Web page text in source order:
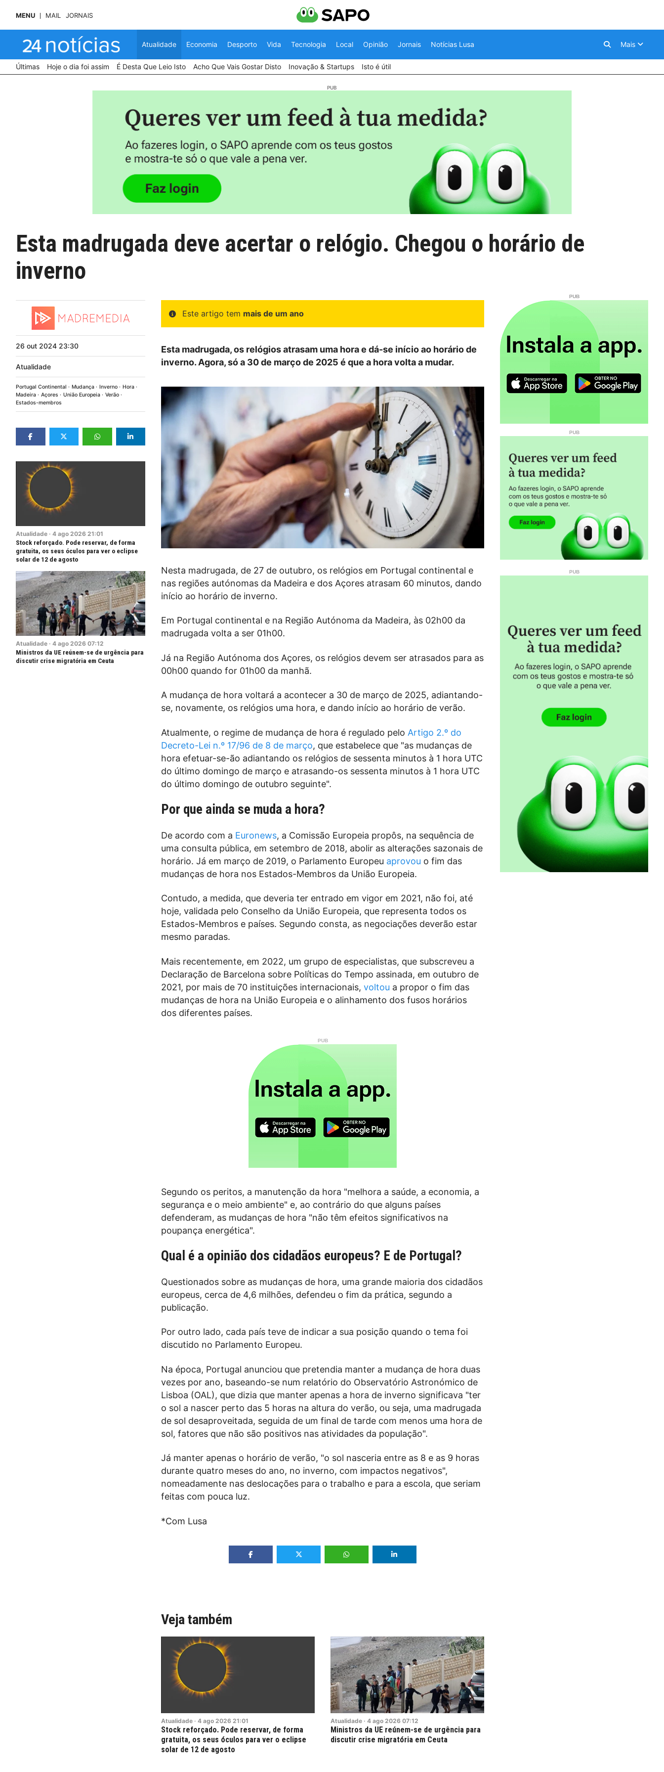
MENU MAIL JORNAIS
Atualidade Economia Desporto Vida Tecnologia Local Opinião Jornais Notícias Lusa Mais
Últimas Hoje o dia foi assim É Desta Que Leio Isto Acho Que Vais Gostar Disto Inovação & Startups Isto é útil
Esta madrugada deve acertar o relógio. Chegou o horário de
inverno
26 out 2024 23:30
Atualidade
Portugal Continental Mudança Inverno
Hora
Madeira
Açores União Europeia
Verão
Estados-membros
Atualidade · 4 ago 2026 21:01
Stock reforçado. Pode reservar, de forma
gratuita, os seus óculos para ver o eclipse
solar de 12 de agosto
Atualidade · 4 ago 2026 07:12
Ministros da UE reúnem-se de urgência para
discutir crise migratória em Ceuta
Este artigo tem mais de um ano
Esta madrugada, os relógios atrasam uma hora e dá-se início ao horário de
inverno. Agora, só a 30 de março de 2025 é que a hora volta a mudar.
Nesta madrugada, de 27 de outubro, os relógios em Portugal continental e
nas regiões autónomas da Madeira e dos Açores atrasam 60 minutos, dando
início ao horário de inverno.
Em Portugal continental e na Região Autónoma da Madeira, às 02h00 da
madrugada volta a ser 01h00.
Já na Região Autónoma dos Açores, os relógios devem ser atrasados para as
00h00 quando for 01h00 da manhã.
A mudança de hora voltará a acontecer a 30 de março de 2025, adiantando-
se, novamente, os relógios uma hora, e dando início ao horário de verão.
Atualmente, o regime de mudança de hora é regulado pelo Artigo 2.º do
Decreto-Lei n.º 17/96 de 8 de março, que estabelece que "as mudanças de
hora efetuar-se-ão adiantando os relógios de sessenta minutos à 1 hora UTC
do último domingo de março e atrasando-os sessenta minutos à 1 hora UTC
do último domingo de outubro seguinte".
Por que ainda se muda a hora?
De acordo com a Euronews, a Comissão Europeia propôs, na sequência de
uma consulta pública, em setembro de 2018, abolir as alterações sazonais de
horário. Já em março de 2019, o Parlamento Europeu aprovou o fim das
mudanças de hora nos Estados-Membros da União Europeia.
Contudo, a medida, que deveria ter entrado em vigor em 2021, não foi, até
hoje, validada pelo Conselho da União Europeia, que representa todos os
Estados-Membros e países. Segundo consta, as negociações deverão estar
mesmo paradas.
Mais recentemente, em 2022, um grupo de especialistas, que subscreveu a
Declaração de Barcelona sobre Políticas do Tempo assinada, em outubro de
2021, por mais de 70 instituições internacionais, voltou a propor o fim das
mudanças de hora na União Europeia e o alinhamento dos fusos horários
dos diferentes países.
Segundo os peritos, a manutenção da hora "melhora a saúde, a economia, a
segurança e o meio ambiente" e, ao contrário do que alguns países
defenderam, as mudanças de hora "não têm efeitos significativos na
poupança energética".
Qual é a opinião dos cidadãos europeus? E de Portugal?
Questionados sobre as mudanças de hora, uma grande maioria dos cidadãos
europeus, cerca de 4,6 milhões, defendeu o fim da prática, segundo a
publicação.
Por outro lado, cada país teve de indicar a sua posição quando o tema foi
discutido no Parlamento Europeu.
Na época, Portugal anunciou que pretendia manter a mudança de hora duas
vezes por ano, baseando-se num relatório do Observatório Astronómico de
Lisboa (OAL), que dizia que manter apenas a hora de inverno significava "ter
o sol a nascer perto das 5 horas na altura do verão, ou seja, uma madrugada
de sol desaproveitada, seguida de um final de tarde com menos uma hora de
sol, fatores que não são positivos nas atividades da população".
Já manter apenas o horário de verão, "o sol nasceria entre as 8 e as 9 horas
durante quatro meses do ano, no inverno, com impactos negativos",
nomeadamente nas deslocações para o trabalho e para a escola, que seriam
feitas com pouca luz.
*Com Lusa
Veja também
Atualidade · 4 ago 2026 21:01
Stock reforçado. Pode reservar, de forma
gratuita, os seus óculos para ver o eclipse
solar de 12 de agosto
Atualidade · 4 ago 2026 07:12
Ministros da UE reúnem-se de urgência para
discutir crise migratória em Ceuta